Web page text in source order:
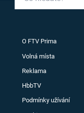
O FTV Prima
Volná místa
Reklama
HbbTV
Podmínky užívání